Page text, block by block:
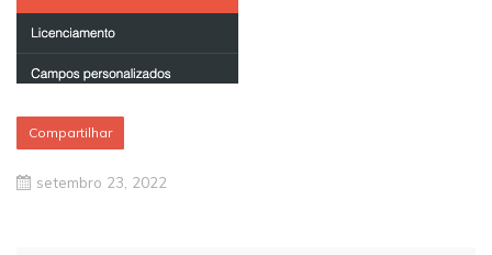
Compartilhar
setembro 23, 2022